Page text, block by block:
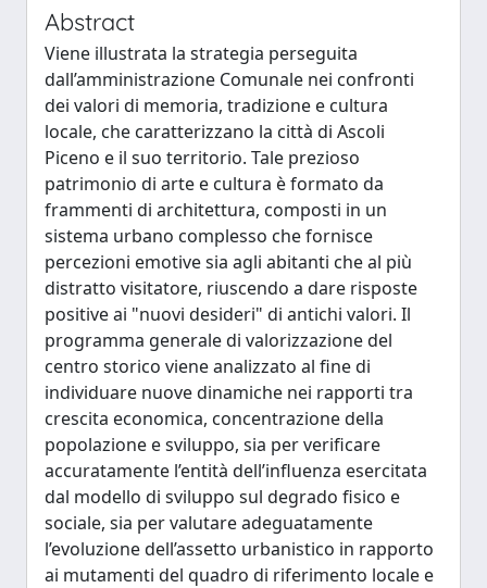
Abstract
Viene illustrata la strategia perseguita
dall’amministrazione Comunale nei confronti
dei valori di memoria, tradizione e cultura
locale, che caratterizzano la città di Ascoli
Piceno e il suo territorio. Tale prezioso
patrimonio di arte e cultura è formato da
frammenti di architettura, composti in un
sistema urbano complesso che fornisce
percezioni emotive sia agli abitanti che al più
distratto visitatore, riuscendo a dare risposte
positive ai "nuovi desideri" di antichi valori. Il
programma generale di valorizzazione del
centro storico viene analizzato al fine di
individuare nuove dinamiche nei rapporti tra
crescita economica, concentrazione della
popolazione e sviluppo, sia per verificare
accuratamente l’entità dell’influenza esercitata
dal modello di sviluppo sul degrado fisico e
sociale, sia per valutare adeguatamente
l’evoluzione dell’assetto urbanistico in rapporto
ai mutamenti del quadro di riferimento locale e